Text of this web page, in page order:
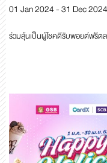
01 Jan 2024 - 31 Dec 2024
ร่วมลุ้นเป็นผู้โชคดีรับพอยต์ฟรีต